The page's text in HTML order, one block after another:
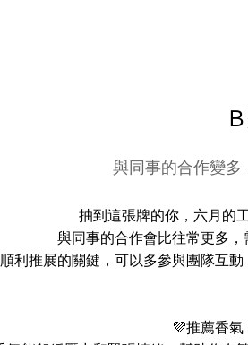
與同事的合作變多
抽到這張牌的你，六月的
與同事的合作會比往常更多，
利推展的關鍵，可以多參與團隊互
💜推薦香氣